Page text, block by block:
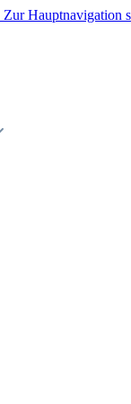
Zur Hauptnavigation